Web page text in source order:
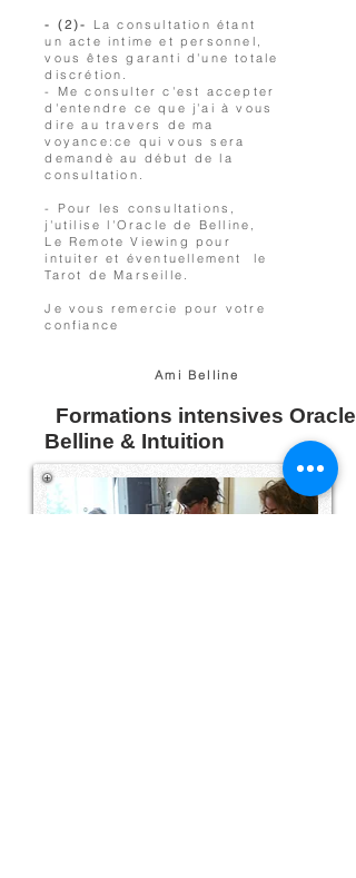
- (2)- La consultation étant
un acte intime et personnel,
vous êtes garanti d'une totale
discrétion.
- Me consulter c'est accepter
d'entendre ce que j'ai à vous
dire au travers de ma
voyance:ce qui vous sera
demandè au début de la
consultation.
- Pour les consultations,
j'utilise l'Oracle de Belline,
Le Remote Viewing pour
intuiter et éventuellement le
Tarot de Marseille.
Je vous remercie pour votre
confiance
Ami Belline
Formations intensives Oracle
Belline & Intuition